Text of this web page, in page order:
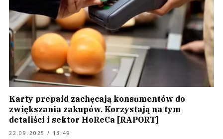
Karty prepaid zachęcają konsumentów do
zwiększania zakupów. Korzystają na tym
detaliści i sektor HoReCa [RAPORT]
22.09.2025 / 13:49